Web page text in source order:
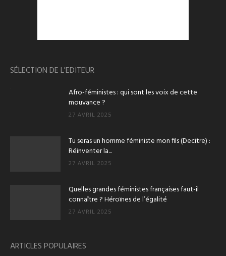
SÉLECTION DE L'EDITEUR
Afro-féministes : qui sont les voix de cette
mouvance ?
27 AVRIL 2025
Tu seras un homme féministe mon fils (Decitre) :
Réinventer la...
27 AVRIL 2025
Quelles grandes féministes françaises faut-il
connaître ? Héroïnes de l’égalité
27 AVRIL 2025
ARTICLES POPULAIRES